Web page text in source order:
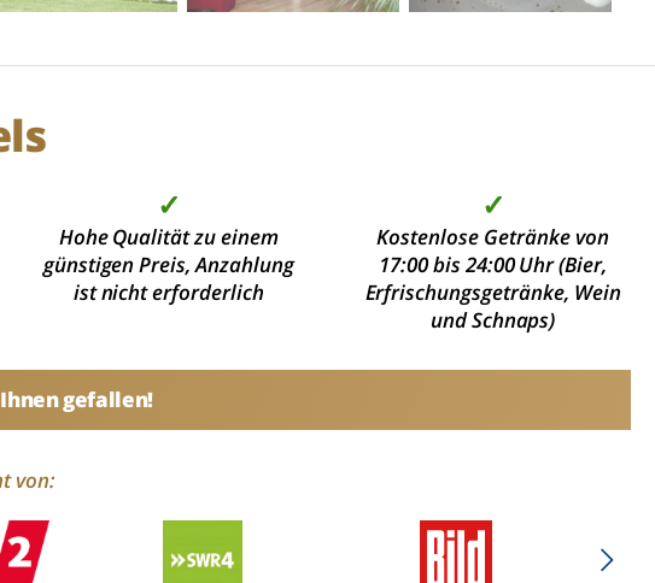
✓
Hohe Qualität zu einem
günstigen Preis, Anzahlung
ist nicht erforderlich
✓
Kostenlose Getränke von
17:00 bis 24:00 Uhr (Bier,
Erfrischungsgetränke, Wein
und Schnaps)
gefallen!
von: